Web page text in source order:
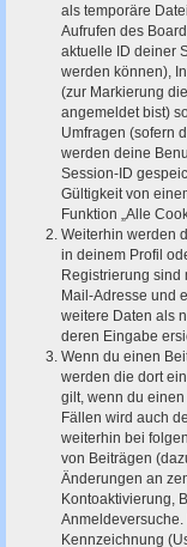
als temporäre
Aufrufen des
aktuelle ID deiner
werden können),
(zur Markierung
angemeldet bist)
Umfragen (sofern
werden deine
Session-ID
Gültigkeit von
Funktion „Alle
Weiterhin werden
in deinem Profil
Registrierung sind
Mail-Adresse und
weitere Daten als
deren Eingabe
Wenn du einen
werden die dort
gilt, wenn du
Fällen wird auch
weiterhin bei
von Beiträgen
Änderungen an
Kontoaktivierung,
Kennzeichnung